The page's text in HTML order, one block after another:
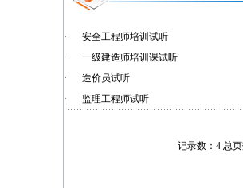
·
安全工程师培训试听
·
一级建造师培训课试听
·
造价员试听
·
监理工程师试听
记录数：4 总